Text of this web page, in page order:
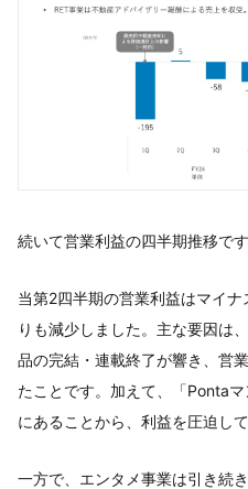
続いて営業利益の四半期推移です
当第2四半期の営業利益はマイ
りも減少しました。主な要因は
品の完結・連載終了が響き、営
たことです。加えて、「Ponta
にあることから、利益を圧迫して
一方で、エンタメ事業は引き続